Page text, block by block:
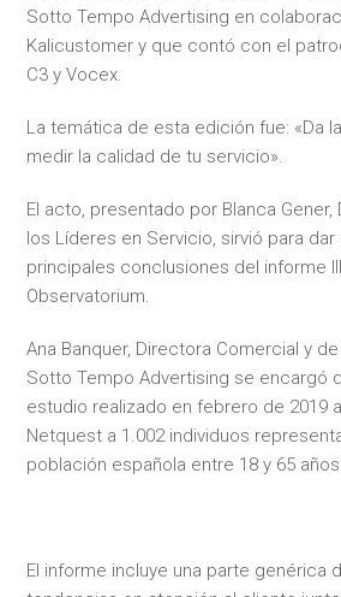
Sotto Tempo Advertising en
Kalicustomer y que contó con el
C3 y Vocex.
La temática de esta edición fue: «Da
medir la calidad de tu servicio».
El acto, presentado por Blanca Gener,
los Líderes en Servicio, sirvió para
principales conclusiones del informe
Observatorium.
Ana Banquer, Directora Comercial y
Sotto Tempo Advertising se encargó
estudio realizado en febrero de 2019
Netquest a 1.002 individuos
población española entre 18 y 65 años.
El informe incluye una parte genérica